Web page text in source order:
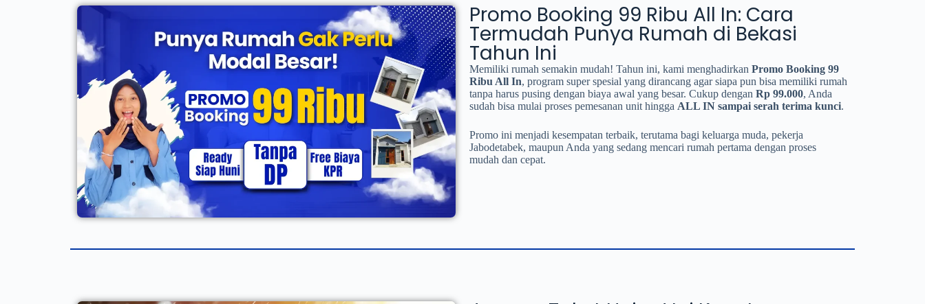
Promo Booking 99 Ribu All In: Cara
Termudah Punya Rumah di Bekasi
Tahun Ini
Memiliki rumah semakin mudah! Tahun ini, kami menghadirkan Promo Booking 99
Ribu All In, program super spesial yang dirancang agar siapa pun bisa memiliki rumah
tanpa harus pusing dengan biaya awal yang besar. Cukup dengan Rp 99.000, Anda
sudah bisa mulai proses pemesanan unit hingga ALL IN sampai serah terima kunci.
Promo ini menjadi kesempatan terbaik, terutama bagi keluarga muda, pekerja
Jabodetabek, maupun Anda yang sedang mencari rumah pertama dengan proses
mudah dan cepat.